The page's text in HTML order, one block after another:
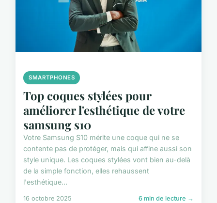
SMARTPHONES
Top coques stylées pour
améliorer l'esthétique de votre
samsung s10
Votre Samsung S10 mérite une coque qui ne se
contente pas de protéger, mais qui affine aussi son
style unique. Les coques stylées vont bien au-delà
de la simple fonction, elles rehaussent
l'esthétique...
16 octobre 2025 6 min de lecture →